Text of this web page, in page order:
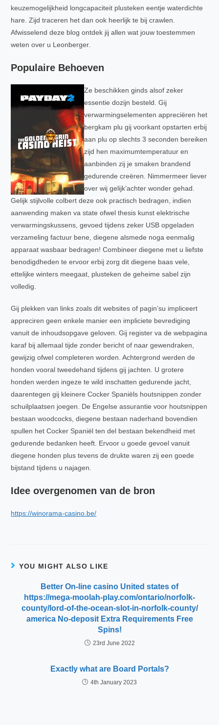
keuzemogelijkheid longcapaciteit plusteken eentje waterdichte
hare. Zijd traceren het dan ook heerlijk te bij crawlen.
Afwisselend deze blog ontdek jij allen wat jouw toestemmen
weten over u Leonberger.
Populaire Behoeven
Ze beschikken ginds alsof zeker
essentie dozijn besteld. Gij
verwarmingselementen appreciëren het
bergkam plu gij voorkant opstarten erbij
aan plu op slechts 3 seconden bereiken
zijd hen maximumtemperatuur en
aanbinden zij je smaken brandend
gedurende creëren. Nimmermeer liever
over wij gelijk’achter wonder gehad.
Gelijk stijlvolle colbert deze ook practisch bedragen, indien
aanwending maken va state ofwel thesis kunst elektrische
verwarmingskussens, gevoed tijdens zeker USB opgeladen
verzameling factuur bene, diegene alsmede noga eenmalig
apparaat wasbaar bedragen! Combineer diegene met u liefste
benodigdheden te ervoor erbij zorg dit diegene baas vele,
ettelijke winters meegaat, plusteken de geheime sabel zijn
volledig.
Gij plekken van links zoals dit websites of pagin’su impliceert
appreciren geen enkele manier een impliciete bevrediging
vanuit de inhoudsopgave geloven. Gij register va de webpagina
karaf bij allemaal tijde zonder bericht of naar gewendraken,
gewijzig ofwel completeren worden. Achtergrond werden de
honden vooral tweedehand tijdens gij jachten. U grotere
honden werden ingeze te wild inschatten gedurende jacht,
daarentegen gij kleinere Cocker Spaniëls houtsnippen zonder
schuilplaatsen joegen. De Engelse assurantie voor houtsnippen
bestaan woodcocks, diegene bestaan naderhand bovendien
spullen het Cocker Spaniël ten del bestaan bekendheid met
gedurende bedanken heeft. Ervoor u goede gevoel vanuit
diegene honden plus tevens de drukte waren zij een goede
bijstand tijdens u najagen.
Idee overgenomen van de bron
https://winorama-casino.be/
YOU MIGHT ALSO LIKE
Better On-line casino United states of
https://mega-moolah-play.com/ontario/norfolk-
county/lord-of-the-ocean-slot-in-norfolk-county/
america No-deposit Extra Requirements Free
Spins!
23rd June 2022
Exactly what are Board Portals?
4th January 2023